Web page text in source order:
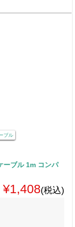
ブル
ブル 1m コンパ
¥1,408(税込)